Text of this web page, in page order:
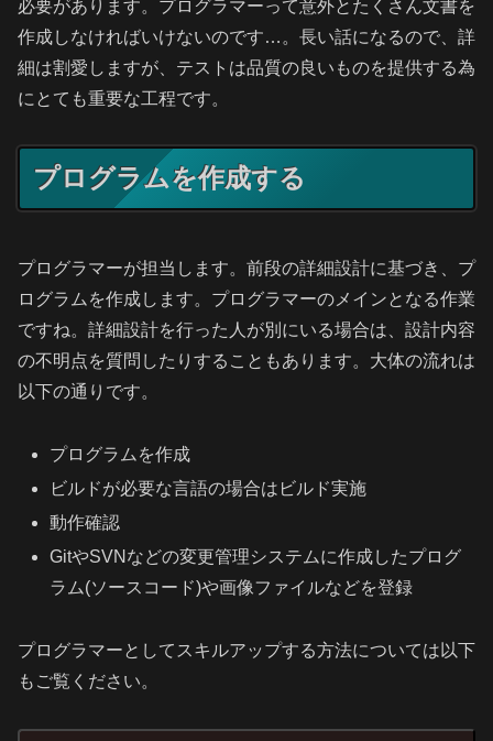
必要があります。プログラマーって意外とたくさん文書を
作成しなければいけないのです…。長い話になるので、詳
細は割愛しますが、テストは品質の良いものを提供する為
にとても重要な工程です。
プログラムを作成する
プログラマーが担当します。前段の詳細設計に基づき、プ
ログラムを作成します。プログラマーのメインとなる作業
ですね。詳細設計を行った人が別にいる場合は、設計内容
の不明点を質問したりすることもあります。大体の流れは
以下の通りです。
プログラムを作成
ビルドが必要な言語の場合はビルド実施
動作確認
GitやSVNなどの変更管理システムに作成したプログ
ラム(ソースコード)や画像ファイルなどを登録
プログラマーとしてスキルアップする方法については以下
もご覧ください。